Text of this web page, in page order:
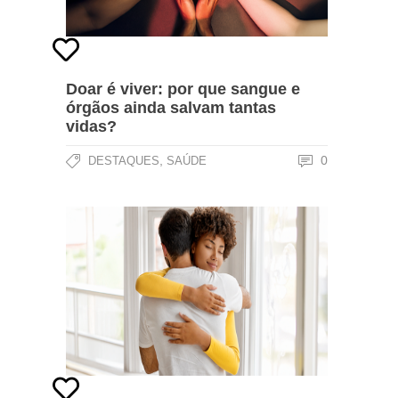
Doar é viver: por que sangue e
órgãos ainda salvam tantas
vidas?
DESTAQUES SAÚDE 0